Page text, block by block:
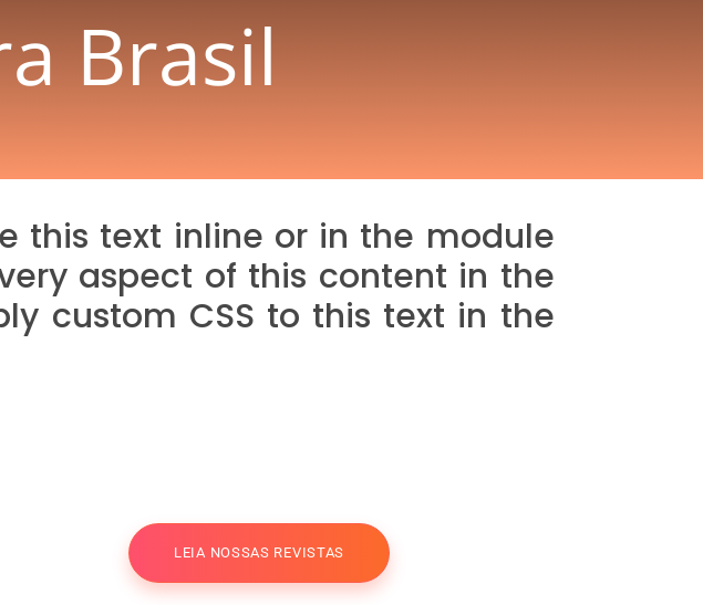
Brasil
this text inline or in the module
aspect of this content in the
custom CSS to this text in the
LEIA NOSSAS REVISTAS